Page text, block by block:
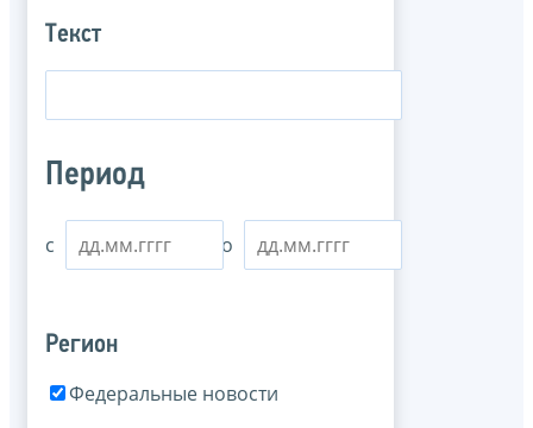
Текст
Период
с по
Регион
Федеральные новости